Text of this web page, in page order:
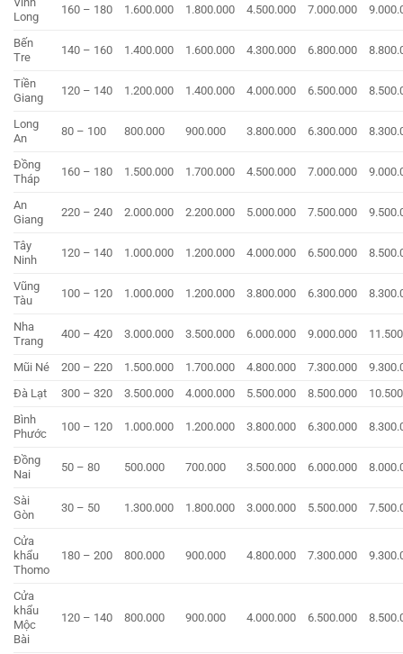
Long
160 – 180 1.600.000 1.800.000 4.500.000 7.000.000
Bến
Tre
140 – 160 1.400.000 1.600.000 4.300.000 6.800.000
Tiền
Giang
120 – 140 1.200.000 1.400.000 4.000.000 6.500.000
Long
An
80 – 100 800.000 900.000 3.800.000 6.300.000
Đồng
Tháp
160 – 180 1.500.000 1.700.000 4.500.000 7.000.000
An
Giang
220 – 240 2.000.000 2.200.000 5.000.000 7.500.000
Tây
Ninh
120 – 140 1.000.000 1.200.000 4.000.000 6.500.000
Vũng
Tàu
100 – 120 1.000.000 1.200.000 3.800.000 6.300.000
Nha
Trang
400 – 420 3.000.000 3.500.000 6.000.000 9.000.000
Mũi Né 200 – 220 1.500.000 1.700.000 4.800.000 7.300.000
Đà Lạt
300 – 320 3.500.000 4.000.000 5.500.000 8.500.000
Bình
Phước
100 – 120 1.000.000 1.200.000 3.800.000 6.300.000
Đồng
Nai
50 – 80 500.000 700.000 3.500.000 6.000.000
Sài
Gòn
30 – 50 1.300.000 1.800.000 3.000.000 5.500.000
Cửa
khẩu
Thomo
180 – 200 800.000 900.000 4.800.000 7.300.000
Cửa
khẩu
Mộc
Bài
120 – 140 800.000 900.000 4.000.000 6.500.000